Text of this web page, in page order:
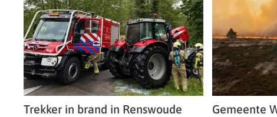
Trekker in brand in Renswoude
Gemeente